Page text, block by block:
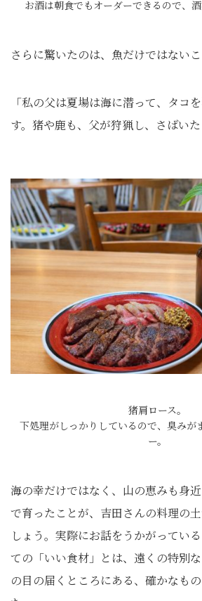
お酒は朝食でもオーダーできるので、酒
さらに驚いたのは、魚だけではないこ
「私の父は夏場は海に潜って、タコ
す。猪や鹿も、父が狩猟し、さばいた
猪肩ロース。
下処理がしっかりしているので、臭みが
ー。
海の幸だけではなく、山の恵みも身
で育ったことが、吉田さんの料理の
しょう。実際にお話をうかがってい
ての「いい食材」とは、遠くの特別
の目の届くところにある、確かなも